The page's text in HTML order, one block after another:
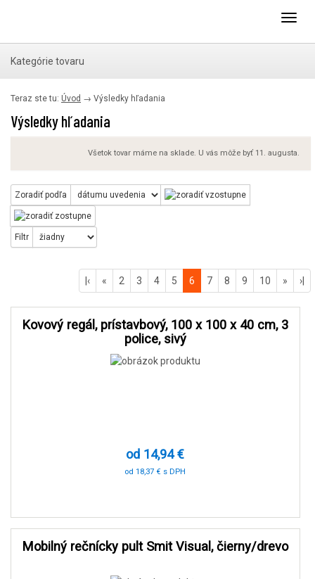
Kategórie tovaru
Teraz ste tu: Úvod → Výsledky hľadania
Výsledky hľadania
Všetok tovar máme na sklade. U vás môže byť 11. augusta.
Zoradiť podľa
Filtr
|‹ « 2 3 4 5 6 7 8 9 10 » ›|
Kovový regál, prístavbový, 100 x 100 x 40 cm, 3
police, sivý
od 14,94 €
od 18,37 € s DPH
Mobilný rečnícky pult Smit Visual, čierny/drevo